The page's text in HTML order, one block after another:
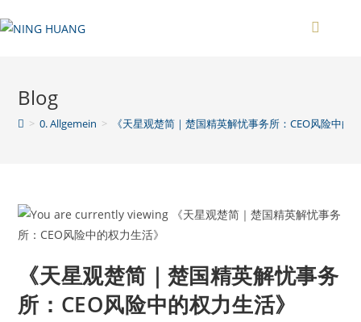
Inhalt
Blog
> 0. Allgemein > 《天星观楚简｜楚国精英解忧事务所：CEO风险中的
《天星观楚简｜楚国精英解忧事务
所：CEO风险中的权力生活》